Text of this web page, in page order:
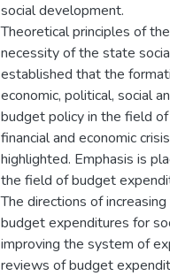
social development.
Theoretical principles of
necessity of the state
established that the
economic, political, social
budget policy in the field
financial and economic
highlighted. Emphasis is
the field of budget
The directions of
budget expenditures for
improving the system of
reviews of budget